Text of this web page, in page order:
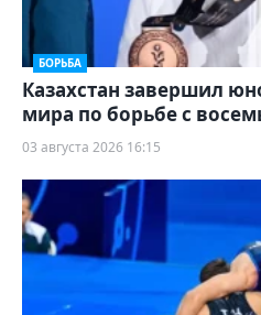
БОРЬБА
Казахстан завершил
мира по борьбе с
03 августа 2026 16:15